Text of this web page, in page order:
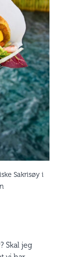
Sakrisøy i
Skal jeg